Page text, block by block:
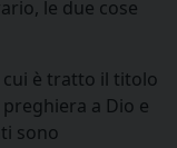
le due cose
è tratto il titolo
a Dio e
sono